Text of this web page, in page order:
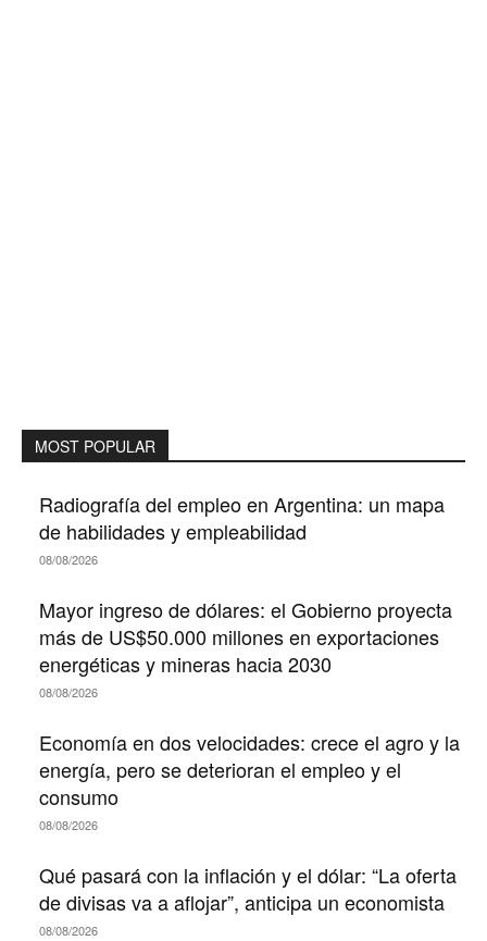
MOST POPULAR
Radiografía del empleo en Argentina: un mapa
de habilidades y empleabilidad
08/08/2026
Mayor ingreso de dólares: el Gobierno proyecta
más de US$50.000 millones en exportaciones
energéticas y mineras hacia 2030
08/08/2026
Economía en dos velocidades: crece el agro y la
energía, pero se deterioran el empleo y el
consumo
08/08/2026
Qué pasará con la inflación y el dólar: “La oferta
de divisas va a aflojar”, anticipa un economista
08/08/2026